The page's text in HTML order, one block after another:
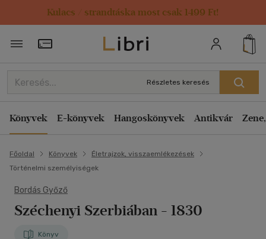
Kulacs / strandtáska most csak 1499 Ft!
Törzsvásárlói Kártya adatai
Részletes keresés
Könyvek E-könyvek Hangoskönyvek Antikvár
Főoldal Könyvek
Életrajzok, visszaemlékezések
Történelmi személyiségek
Bordás Győző
Széchenyi Szerbiában - 1830
Könyv